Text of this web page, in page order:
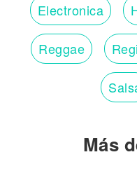
Electronica
Reggae
Más